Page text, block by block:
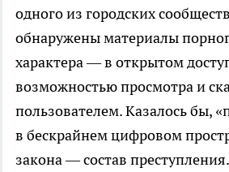
одного из городских
обнаружены материалы
характера — в открытом
возможностью просмотра и
пользователем. Казалось бы,
в бескрайнем цифровом
закона — состав преступления.